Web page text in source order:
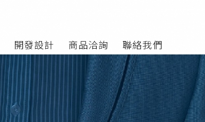
開發設計 商品洽詢 聯絡我們